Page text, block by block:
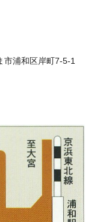
浦和区岸町7-5-1